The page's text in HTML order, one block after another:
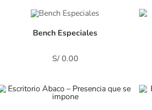
Bench Especiales
S/0.00